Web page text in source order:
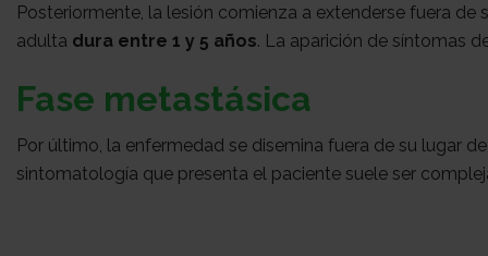
Posteriormente, la lesión comienza a extenderse fuera
adulta dura entre 1 y 5 años. La aparición de síntomas
Fase metastásica
Por último, la enfermedad se disemina fuera de su lugar
sintomatología que presenta el paciente suele ser